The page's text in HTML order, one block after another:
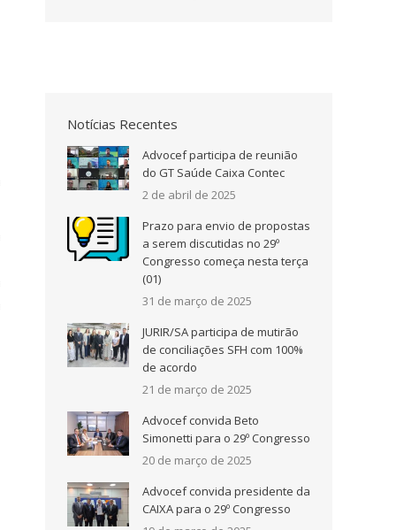
Notícias Recentes
Advocef participa de reunião
do GT Saúde Caixa Contec
2 de abril de 2025
Prazo para envio de propostas
a serem discutidas no 29º
Congresso começa nesta terça
(01)
31 de março de 2025
JURIR/SA participa de mutirão
de conciliações SFH com 100%
de acordo
21 de março de 2025
Advocef convida Beto
Simonetti para o 29º Congresso
20 de março de 2025
Advocef convida presidente da
CAIXA para o 29º Congresso